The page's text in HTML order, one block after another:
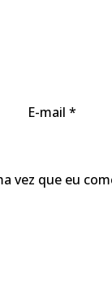
E-mail *
vez que eu